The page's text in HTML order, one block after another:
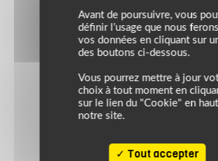
Avant de poursuivre, vous
définir l’usage que nous
vos données en cliquant sur
des boutons ci-dessous.
Vous pourrez mettre à jour
choix à tout moment en
sur le lien du "Cookie" en
notre site.
Tout accepter